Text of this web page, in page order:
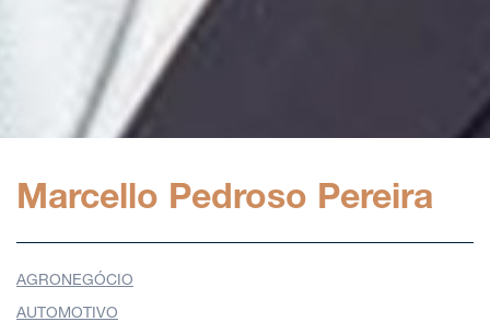
Marcello Pedroso Pereira
AGRONEGÓCIO
AUTOMOTIVO